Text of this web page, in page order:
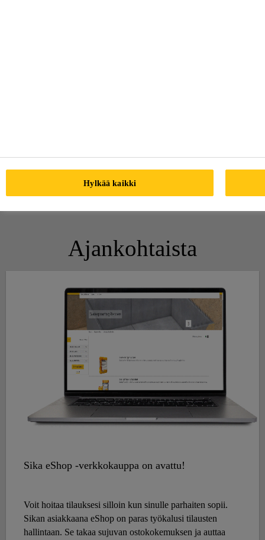
työmenetelmistä ja laadunvarmistuksesta. Ilmoittaudu
mukaan, paikkoja rajoitetusti->
Ajankohtaista
Sika eShop -verkkokauppa on avattu!
Voit hoitaa tilauksesi silloin kun sinulle parhaiten sopii.
Sikan asiakkaana eShop on paras työkalusi tilausten
hallintaan. Se takaa sujuvan ostokokemuksen ja auttaa
Hylkää kaikki